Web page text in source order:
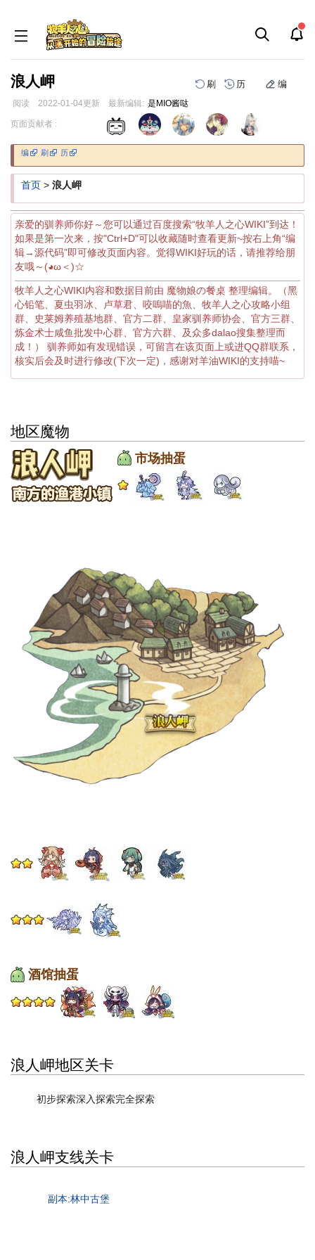
浪人岬 刷 历 编
阅读 2022-01-04更新 最新编辑: 是MIO酱哒
跳
导
跳
搜
页面贡献者 :
编 刷 历
首页 > 浪人岬
亲爱的驯养师你好～您可以通过百度搜索“牧羊人之心WIKI”到达！
如果是第一次来，按"Ctrl+D"可以收藏随时查看更新~按右上角“编
辑→源代码”即可修改页面内容。觉得WIKI好玩的话，请推荐给朋
友哦～(◕ω＜)☆
牧羊人之心WIKI内容和数据目前由 魔物娘の餐桌 整理编辑。（黑
心铅笔、夏虫羽冰、卢草君、咬嗚喵的魚、牧羊人之心攻略小组
群、史莱姆养殖基地群、官方二群、皇家驯养师协会、官方三群、
炼金术士咸鱼批发中心群、官方六群、及众多dalao搜集整理而
成！） 驯养师如有发现错误，可留言在该页面上或进QQ群联系，
核实后会及时进行修改(下次一定)，感谢对羊油WIKI的支持喵~
地区魔物
市场抽蛋
酒馆抽蛋
浪人岬地区关卡
初步探索深入探索完全探索
浪人岬支线关卡
副本:林中古堡